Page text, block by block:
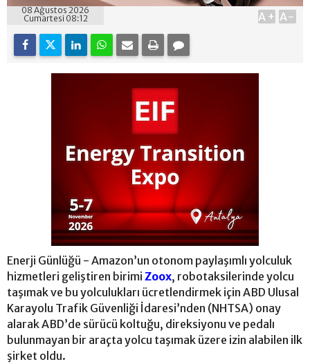
08 Ağustos 2026
Cumartesi 08:12
A+ A-
Enerji Günlüğü - Amazon’un otonom paylaşımlı yolculuk
hizmetleri geliştiren birimi Zoox, robotaksilerinde yolcu
taşımak ve bu yolculukları ücretlendirmek için ABD Ulusal
Karayolu Trafik Güvenliği İdaresi’nden (NHTSA) onay
alarak ABD’de sürücü koltuğu, direksiyonu ve pedalı
bulunmayan bir araçta yolcu taşımak üzere izin alabilen ilk
şirket oldu.